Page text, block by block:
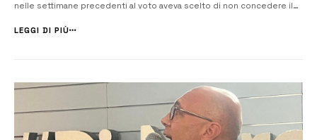
nelle settimane precedenti al voto aveva scelto di non concedere il
“etico”. Il coordinamento provinciale del partito ha diffuso una not...
LEGGI DI PIÙ